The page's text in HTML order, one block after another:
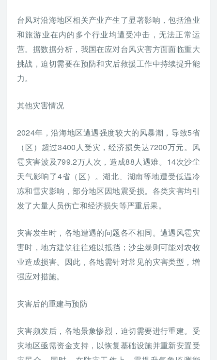
台风对沿海地区相关产业产生了显著影响，包括渔业
和旅游业在内的多个行业均遭受冲击，无法正常运
营。据数据分析，我国在应对台风灾害方面面临重大
挑战，迫切需要在预防和灾后救援工作中持续提升能
力。
其他灾害情况
2024年，沿海地区遭遇强度较大的风暴潮，导致5省
（区）超过3400人受灾，经济损失达7200万元。风
雹灾害波及799.2万人次，造成88人遇难。14次沙尘
天气影响了4省（区）。湖北、湖南等地遭受低温冷
冻和雪灾影响，部分地区因地震受损。各类灾害均引
发了大量人员伤亡和经济损失等严重后果。
灾害发生时，各地遭遇的问题各不相同。遭遇风雹灾
害时，地方建筑往往难以抵挡；沙尘暴则可能对农牧
业造成损害。因此，各地需针对常见的灾害类型，增
强应对措施。
灾害后的重建与预防
灾害频发后，各地景象惨烈，迫切需要进行重建。受
灾地区亟需资金支持，以恢复基础设施并重新安置受